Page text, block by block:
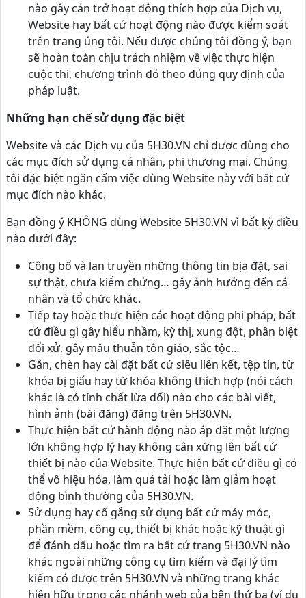
nào gây cản trở hoạt động thích hợp của Dịch vụ,
Website hay bất cứ hoạt động nào được kiểm soát
trên trang úng tôi. Nếu được chúng tôi đồng ý, bạn
sẽ hoàn toàn chịu trách nhiệm về việc thực hiện
cuộc thi, chương trình đó theo đúng quy định của
pháp luật.
Những hạn chế sử dụng đặc biệt
Website và các Dịch vụ của 5H30.VN chỉ được dùng cho
các mục đích sử dụng cá nhân, phi thương mại. Chúng
tôi đặc biệt ngăn cấm việc dùng Website này với bất cứ
mục đích nào khác.
Bạn đồng ý KHÔNG dùng Website 5H30.VN vì bất kỳ điều
nào dưới đây:
Công bố và lan truyền những thông tin bịa đặt, sai
sự thật, chưa kiểm chứng… gây ảnh hưởng đến cá
nhân và tổ chức khác.
Tiếp tay hoặc thực hiện các hoạt động phi pháp, bất
cứ điều gì gây hiểu nhầm, kỳ thị, xung đột, phân biệt
đối xử, gây mâu thuẫn tôn giáo, sắc tộc…
Gắn, chèn hay cài đặt bất cứ siêu liên kết, tệp tin, từ
khóa bị giấu hay từ khóa không thích hợp (nói cách
khác là có tính chất lừa dối) nào cho các bài viết,
hình ảnh (bài đăng) đăng trên 5H30.VN.
Thực hiện bất cứ hành động nào áp đặt một lượng
lớn không hợp lý hay không cân xứng lên bất cứ
thiết bị nào của Website. Thực hiện bất cứ điều gì có
thể vô hiệu hóa, làm quá tải hoặc làm giảm hoạt
động bình thường của 5H30.VN.
Sử dụng hay cố gắng sử dụng bất cứ máy móc,
phần mềm, công cụ, thiết bị khác hoặc kỹ thuật gì
để đánh dấu hoặc tìm ra bất cứ trang 5H30.VN nào
khác ngoài những công cụ tìm kiếm và đại lý tìm
kiếm có được trên 5H30.VN và những trang khác
hiện hữu trong các nhánh web của bên thứ ba (ví dụ